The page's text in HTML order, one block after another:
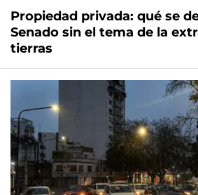
Propiedad privada: qué se
Senado sin el tema de la
tierras